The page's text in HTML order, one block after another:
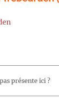
présente ici ?